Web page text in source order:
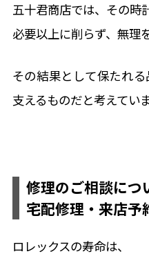
五十君商店では、その時
必要以上に削らず、無理
その結果として保たれ
支えるものだと考えていま
修理のご相談につ
宅配修理・来店予
ロレックスの寿命は、